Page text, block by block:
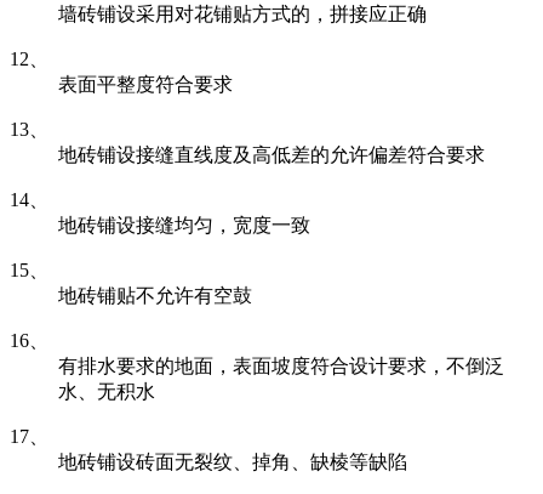
墙砖铺设采用对花铺贴方式的，拼接应正确
12、
表面平整度符合要求
13、
地砖铺设接缝直线度及高低差的允许偏差符合要求
14、
地砖铺设接缝均匀，宽度一致
15、
地砖铺贴不允许有空鼓
16、
有排水要求的地面，表面坡度符合设计要求，不倒泛
水、无积水
17、
地砖铺设砖面无裂纹、掉角、缺棱等缺陷